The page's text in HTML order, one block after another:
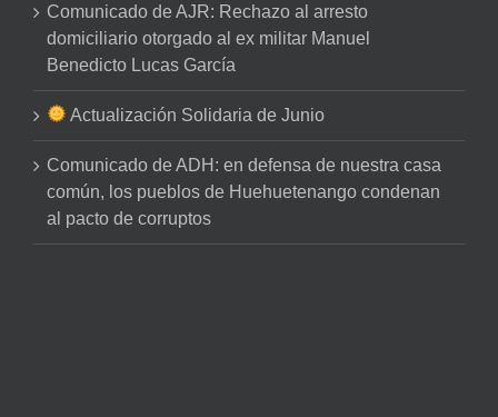
Comunicado de AJR: Rechazo al arresto
domiciliario otorgado al ex militar Manuel
Benedicto Lucas García
Actualización Solidaria de Junio
Comunicado de ADH: en defensa de nuestra casa
común, los pueblos de Huehuetenango condenan
al pacto de corruptos